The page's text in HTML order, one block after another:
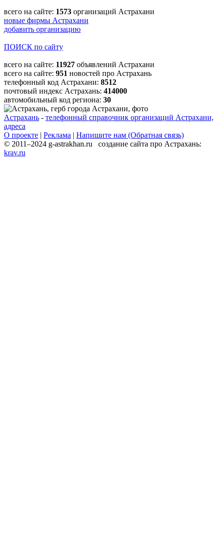
всего на сайте: 1573 организаций Астрахани
новые фирмы Астрахани
добавить организацию
ПОИСК по сайту
всего на сайте: 11927 объявлений Астрахани
всего на сайте: 951 новостей про Астрахань
телефонный код Астрахани: 8512
почтовый индекс Астрахань: 414000
автомобильный код региона: 30
Астрахань - телефонный справочник организаций Астрахани,
адреса
О проекте | Реклама | Напишите нам (Обратная связь)
© 2011–2024 g-astrakhan.ru создание сайта про Астрахань:
krav.ru